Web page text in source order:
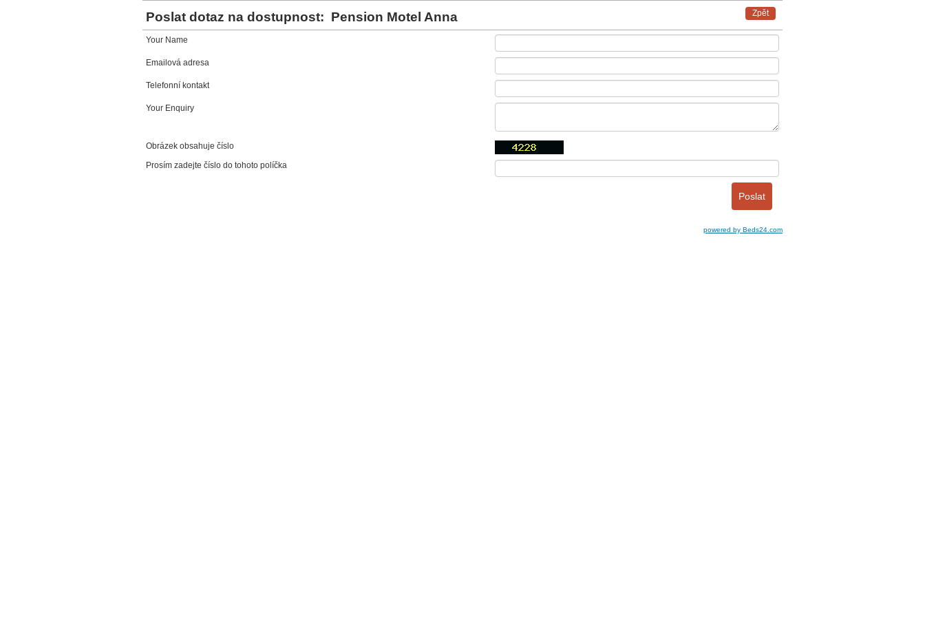
Zpět
Poslat dotaz na dostupnost: Pension Motel Anna
Your Name
Emailová adresa
Telefonní kontakt
Your Enquiry
Obrázek obsahuje číslo
Prosím zadejte číslo do tohoto políčka
powered by Beds24.com